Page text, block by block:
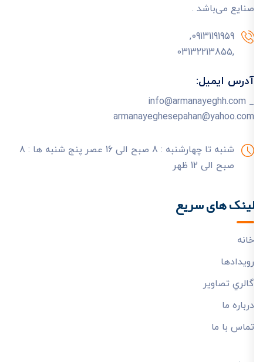
صنایع می‌باشد .
09131191959,
آدرس ایمیل:
info@armanayeghh.com _
armanayeghesepahan@yahoo.com
شنبه تا چهارشنبه : 8 صبح الی 16 عصر
پنج شنبه ها : 8
صبح الی 12 ظهر
لینک های سریع
خانه
رويدادها
گالري تصاوير
درباره ما
تماس با ما